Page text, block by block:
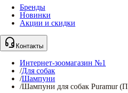
Бренды
Новинки
Акции и скидки
Контакты
Интернет-зоомагазин №1
/Для собак
/Шампуни
/Шампуни для собак Puramur